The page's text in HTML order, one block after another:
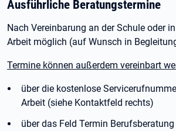
Ausführliche Beratungstermine
Nach Vereinbarung an der Schule oder
Arbeit möglich (auf Wunsch in
Termine können außerdem vereinbart
über die kostenlose
Arbeit (siehe Kontaktfeld rechts)
über das Feld Termin